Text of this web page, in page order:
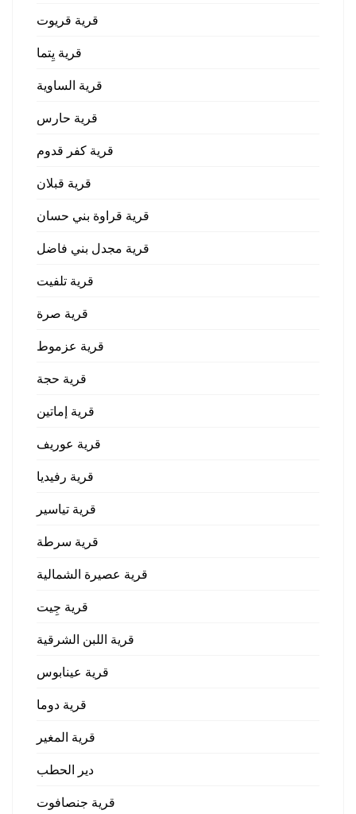
قرية قريوت
قرية يِتما
قرية الساوية
قرية حارس
قرية كفر قدوم
قرية قبلان
قرية قراوة بني حسان
قرية مجدل بني فاضل
قرية تلفيت
قرية صرة
قرية عزموط
قرية حجة
قرية إماتين
قرية عوريف
قرية رفيديا
قرية تياسير
قرية سرطة
قرية عصيرة الشمالية
قرية جِيت
قرية اللبن الشرقية
قرية عينابوس
قرية دوما
قرية المغير
دير الحطب
قرية جنصافوت